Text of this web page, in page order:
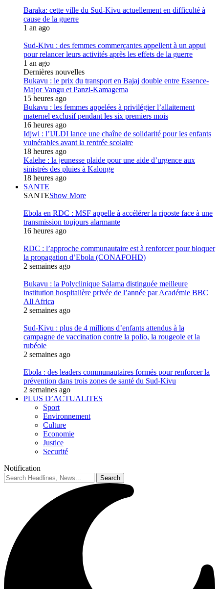
Baraka: cette ville du Sud-Kivu actuellement en difficulté à
cause de la guerre
1 an ago
Sud-Kivu : des femmes commerçantes appellent à un appui
pour relancer leurs activités après les effets de la guerre
1 an ago
Dernières nouvelles
Bukavu : le prix du transport en Bajaj double entre Essence-
Major Vangu et Panzi-Kamagema
15 heures ago
Bukavu : les femmes appelées à privilégier l’allaitement
maternel exclusif pendant les six premiers mois
16 heures ago
Idjwi : l’IJLDI lance une chaîne de solidarité pour les enfants
vulnérables avant la rentrée scolaire
18 heures ago
Kalehe : la jeunesse plaide pour une aide d’urgence aux
sinistrés des pluies à Kalonge
18 heures ago
SANTE
SANTEShow More
Ebola en RDC : MSF appelle à accélérer la riposte face à une
transmission toujours alarmante
16 heures ago
RDC : l’approche communautaire est à renforcer pour bloquer
la propagation d’Ebola (CONAFOHD)
2 semaines ago
Bukavu : la Polyclinique Salama distinguée meilleure
institution hospitalière privée de l’année par Académie BBC
All Africa
2 semaines ago
Sud-Kivu : plus de 4 millions d’enfants attendus à la
campagne de vaccination contre la polio, la rougeole et la
rubéole
2 semaines ago
Ebola : des leaders communautaires formés pour renforcer la
prévention dans trois zones de santé du Sud-Kivu
2 semaines ago
PLUS D’ACTUALITES
Sport
Environnement
Culture
Economie
Justice
Securité
Notification